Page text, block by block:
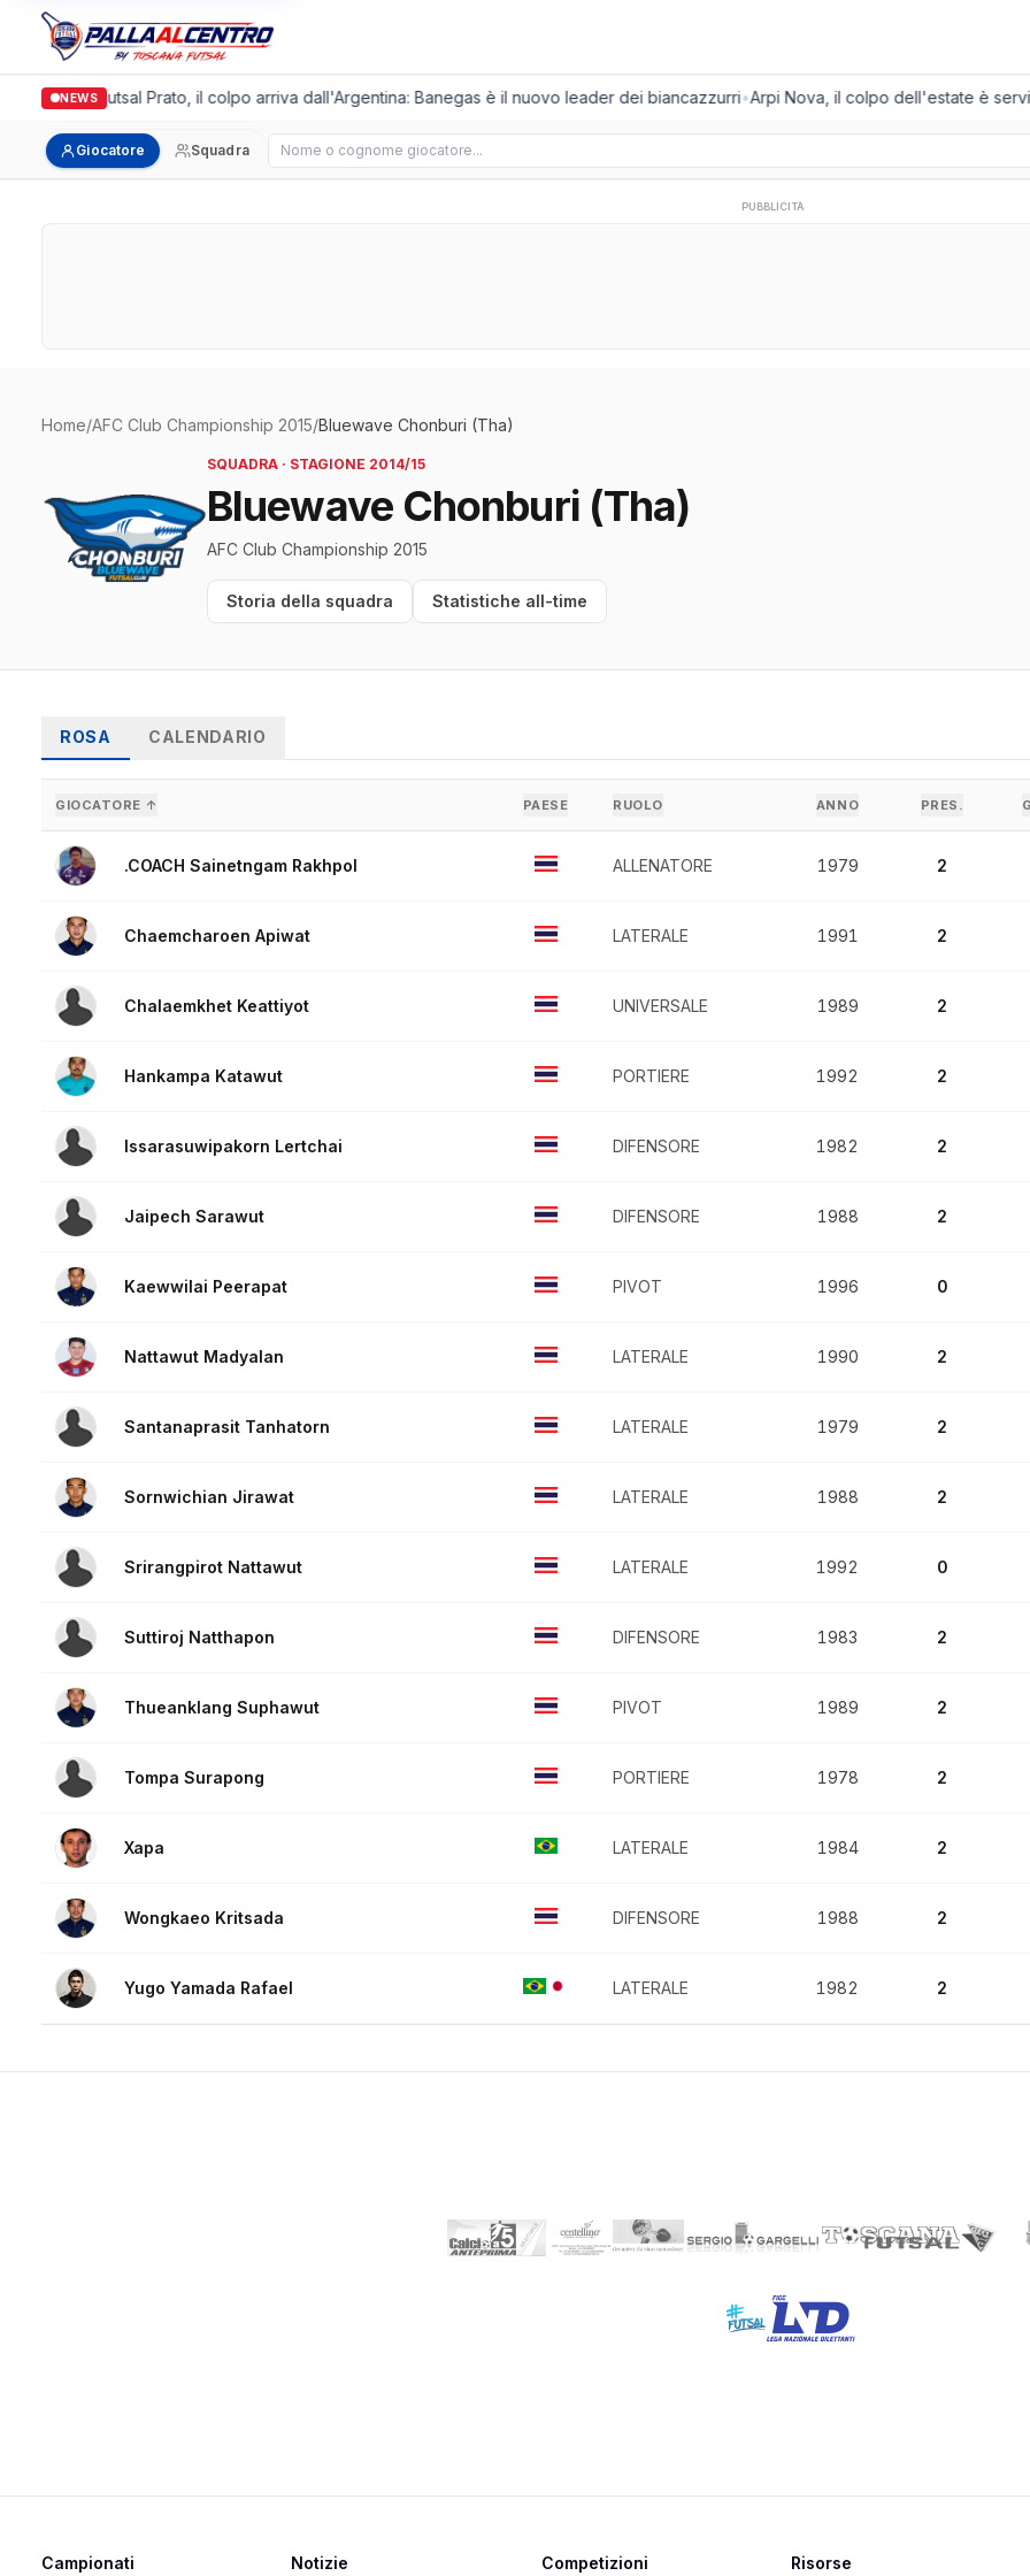
NEWS
Italgronda Futsal Prato, il colpo arriva dall'Argentina: Banegas è il nuovo leader dei biancazzurri•Arpi Nova, il colpo dell'estate è
Giocatore Squadra Cerca giocatore
PUBBLICITÀ
Home/AFC Club Championship 2015/Bluewave Chonburi (Tha)
SQUADRA · STAGIONE 2014/15
Bluewave Chonburi (Tha)
AFC Club Championship 2015
Storia della squadra Statistiche all-time
ROSA CALENDARIO
GIOCATORE ↑ PAESE RUOLO ANNO PRES.
.COACH Sainetngam Rakhpol ALLENATORE 1979 2
Chaemcharoen Apiwat LATERALE 1991 2
Chalaemkhet Keattiyot UNIVERSALE 1989 2
Hankampa Katawut PORTIERE 1992 2
Issarasuwipakorn Lertchai DIFENSORE 1982 2
Jaipech Sarawut DIFENSORE 1988 2
Kaewwilai Peerapat PIVOT 1996 0
Nattawut Madyalan LATERALE 1990 2
Santanaprasit Tanhatorn LATERALE 1979 2
Sornwichian Jirawat LATERALE 1988 2
Srirangpirot Nattawut LATERALE 1992 0
Suttiroj Natthapon DIFENSORE 1983 2
Thueanklang Suphawut PIVOT 1989 2
Tompa Surapong PORTIERE 1978 2
Xapa LATERALE 1984 2
Wongkaeo Kritsada DIFENSORE 1988 2
Yugo Yamada Rafael LATERALE 1982 2
Campionati Notizie Competizioni Risorse